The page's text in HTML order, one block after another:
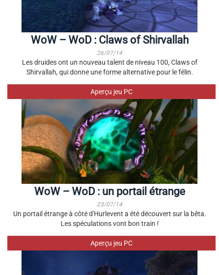
WoW – WoD : Claws of Shirvallah
26/07/14
Les druides ont un nouveau talent de niveau 100, Claws of
Shirvallah, qui donne une forme alternative pour le félin.
Aperçu jeu PC
WoW – WoD : un portail étrange
23/07/14
Un portail étrange à côté d'Hurlevent a été découvert sur la bêta.
Les spéculations vont bon train !
Aperçu jeu PC